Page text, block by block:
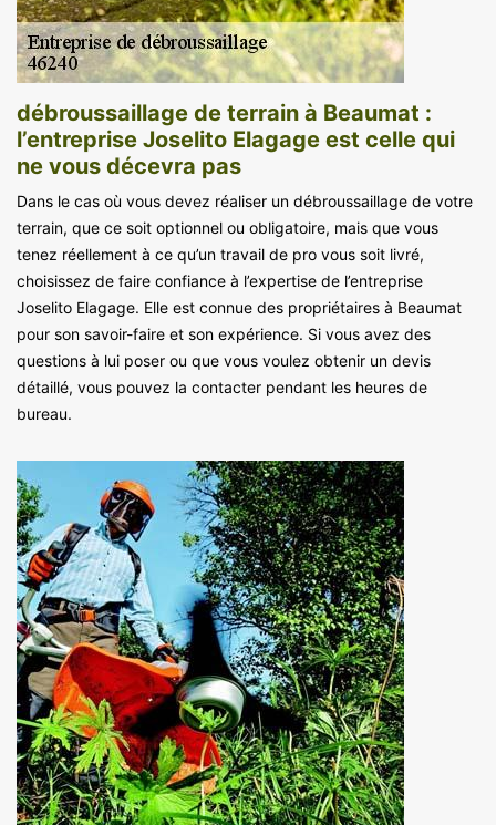
débroussaillage de terrain à Beaumat :
l’entreprise Joselito Elagage est celle qui
ne vous décevra pas
Dans le cas où vous devez réaliser un débroussaillage de votre
terrain, que ce soit optionnel ou obligatoire, mais que vous
tenez réellement à ce qu’un travail de pro vous soit livré,
choisissez de faire confiance à l’expertise de l’entreprise
Joselito Elagage. Elle est connue des propriétaires à Beaumat
pour son savoir-faire et son expérience. Si vous avez des
questions à lui poser ou que vous voulez obtenir un devis
détaillé, vous pouvez la contacter pendant les heures de
bureau.